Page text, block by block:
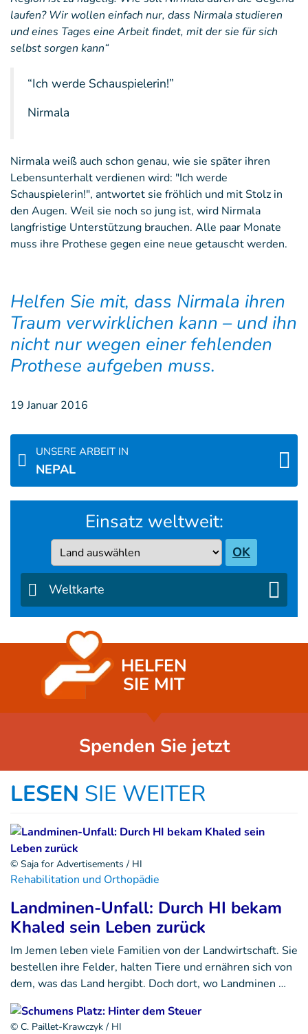
laufen? Wir wollen einfach nur, dass Nirmala studieren
und eines Tages eine Arbeit findet, mit der sie für sich
selbst sorgen kann“
“Ich werde Schauspielerin!”
Nirmala
Nirmala weiß auch schon genau, wie sie später ihren
Lebensunterhalt verdienen wird: "Ich werde
Schauspielerin!", antwortet sie fröhlich und mit Stolz in
den Augen. Weil sie noch so jung ist, wird Nirmala
langfristige Unterstützung brauchen. Alle paar Monate
muss ihre Prothese gegen eine neue getauscht werden.
Helfen Sie mit, dass Nirmala ihren
Traum verwirklichen kann – und ihn
nicht nur wegen einer fehlenden
Prothese aufgeben muss.
19 Januar 2016
UNSERE ARBEIT IN
NEPAL
Einsatz weltweit:
Country OK
Weltkarte
HELFEN
SIE MIT
Spenden Sie jetzt
LESEN SIE WEITER
© Saja for Advertisements / HI
Rehabilitation und Orthopädie
Landminen-Unfall: Durch HI bekam
Khaled sein Leben zurück
Im Jemen leben viele Familien von der Landwirtschaft. Sie
bestellen ihre Felder, halten Tiere und ernähren sich von
dem, was das Land hergibt. Doch dort, wo Landminen …
© C. Paillet-Krawczyk / HI